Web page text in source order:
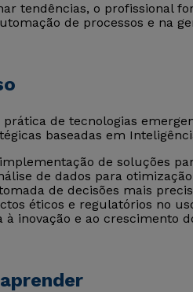
tendências, o profissional
de processos e na
de tecnologias
baseadas em
de soluções
de dados para
de decisões mais
éticos e regulatórios no
à inovação e ao crescimento